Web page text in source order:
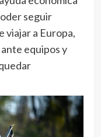
seguir
viajar a Europa,
equipos y